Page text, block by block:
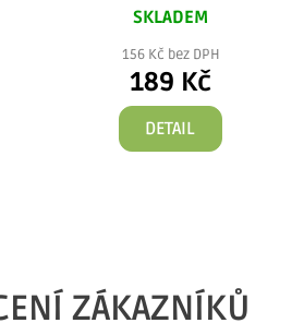
SKLADEM
156 Kč bez DPH
189 Kč
DETAIL
ZÁKAZNÍKŮ